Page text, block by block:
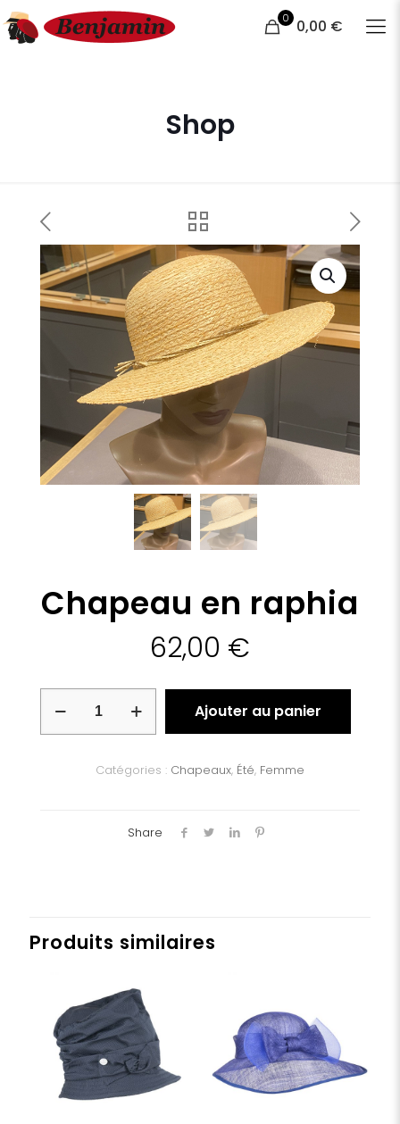
0 0,00 €
Shop
Chapeau en raphia
62,00 €
Chapeau
Ajouter au panier
Catégories : Chapeaux, Été, Femme
Share
Produits similaires